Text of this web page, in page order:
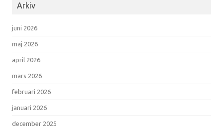
Arkiv
juni 2026
maj 2026
april 2026
mars 2026
februari 2026
januari 2026
december 2025